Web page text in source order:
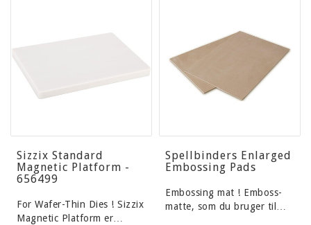
Sizzix Standard
Magnetic Platform -
656499
For Wafer-Thin Dies ! Sizzix
Magnetic Platform er…
Spellbinders Enlarged
Embossing Pads
Embossing mat ! Emboss-
matte, som du bruger til…